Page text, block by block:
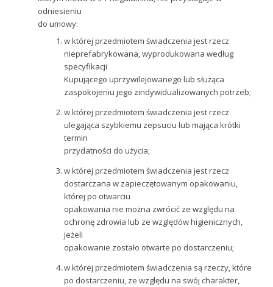
odniesieniu
do umowy:
w której przedmiotem świadczenia jest rzecz
nieprefabrykowana, wyprodukowana według
specyfikacji
Kupującego uprzywilejowanego lub służąca
zaspokojeniu jego zindywidualizowanych potrzeb;
w której przedmiotem świadczenia jest rzecz
ulegająca szybkiemu zepsuciu lub mająca krótki
termin
przydatności do użycia;
w której przedmiotem świadczenia jest rzecz
dostarczana w zapieczętowanym opakowaniu,
której po otwarciu
opakowania nie można zwrócić ze względu na
ochronę zdrowia lub ze względów higienicznych,
jeżeli
opakowanie zostało otwarte po dostarczeniu;
w której przedmiotem świadczenia są rzeczy, które
po dostarczeniu, ze względu na swój charakter,